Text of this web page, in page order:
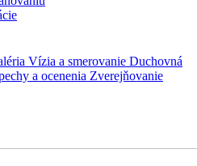
Vízia a smerovanie Duchovná
a ocenenia Zverejňovanie